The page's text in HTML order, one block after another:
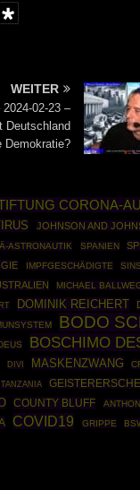
WEITER
02-23 –
Deutschland
Demokratie?
CORONA-
JOHNSON AND
ASTRONAUTIK SPANIEN
IMPFGESCHÄDIGTE
MICHAEL
DOMINIK REICHERT
BODO
BOSCHIMO
DIVI MASKENZWANG
TANZANIA
COUNTY BLUFF
COVID19 GRIPPE